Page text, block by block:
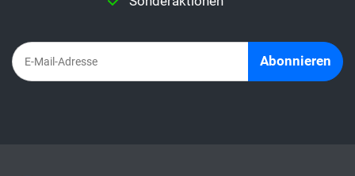
deckt meist nur die Finanzierung.
Abonnieren